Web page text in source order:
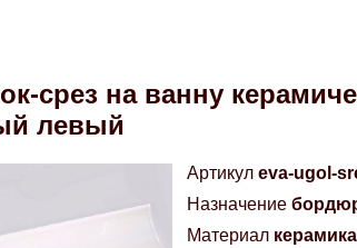
срез на ванну
левый
Артикул eva-ugol-
Назначение
Материал керамика